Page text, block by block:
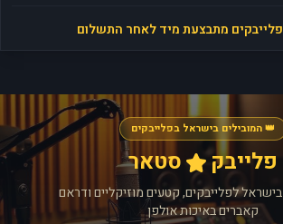
מתבצעת מיד לאחר התשלום
👑 המובילים בישראל בפלייבקים
פלייבק סטאר
לפלייבקים, קטעים מוזיקליים ודראם
קאברים באיכות אולפן